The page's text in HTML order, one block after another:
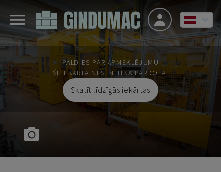
PALDIES PAR APMEKLĒJUMU
ŠĪ IEKĀRTA NESEN TIKA PĀRDOTA.
Skatīt līdzīgās iekārtas